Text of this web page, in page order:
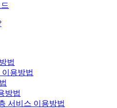
법
이용방법
방법
서비스 이용방법